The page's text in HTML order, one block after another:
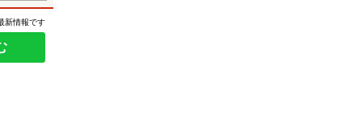
新情報です